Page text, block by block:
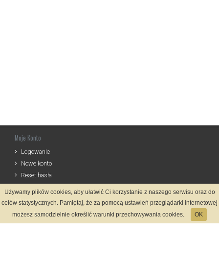
Moje Konto
Logowanie
Nowe konto
Reset hasła
Informacje
Regulamin
Używamy plików cookies, aby ułatwić Ci korzystanie z naszego serwisu oraz do
celów statystycznych. Pamiętaj, że za pomocą ustawień przeglądarki internetowej
możesz samodzielnie określić warunki przechowywania cookies.
OK